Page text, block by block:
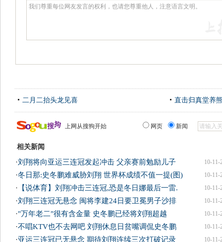
二月二抬头龙见喜 直击归真堂养
上网从搜狗开始 网页 新闻
相关新闻
10-11-
·刘翔将向亚运三连冠发起冲击 父亲赛前勉励儿子
10-11-
·冬日那:史冬鹏难威胁刘翔 世界杯成绩不值一提(图)
10-11-
· 【说体育】刘翔冲击三连冠,恐是冬日娜最后一雷.
10-11-
·刘翔三连冠无悬念 闽将李建24日要卫冕男子沙排
10-11-
·"万年老二"很有含金量 史冬鹏已经将刘翔超越
10-11-
·不唱KTV也不去网吧 刘翔休息日贫嘴调侃史冬鹏
10-11-
·亚运三连冠已无悬念 期待刘翔连续三次打破记录